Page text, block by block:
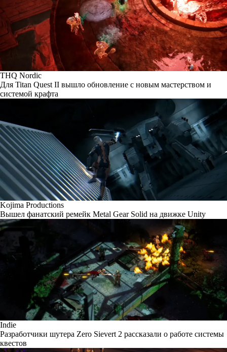
THQ Nordic
Для Titan Quest II вышло обновление с новым мастерством и
системой крафта
Kojima Productions
Вышел фанатский ремейк Metal Gear Solid на движке Unity
Indie
Разработчики шутера Zero Sievert 2 рассказали о работе системы
квестов